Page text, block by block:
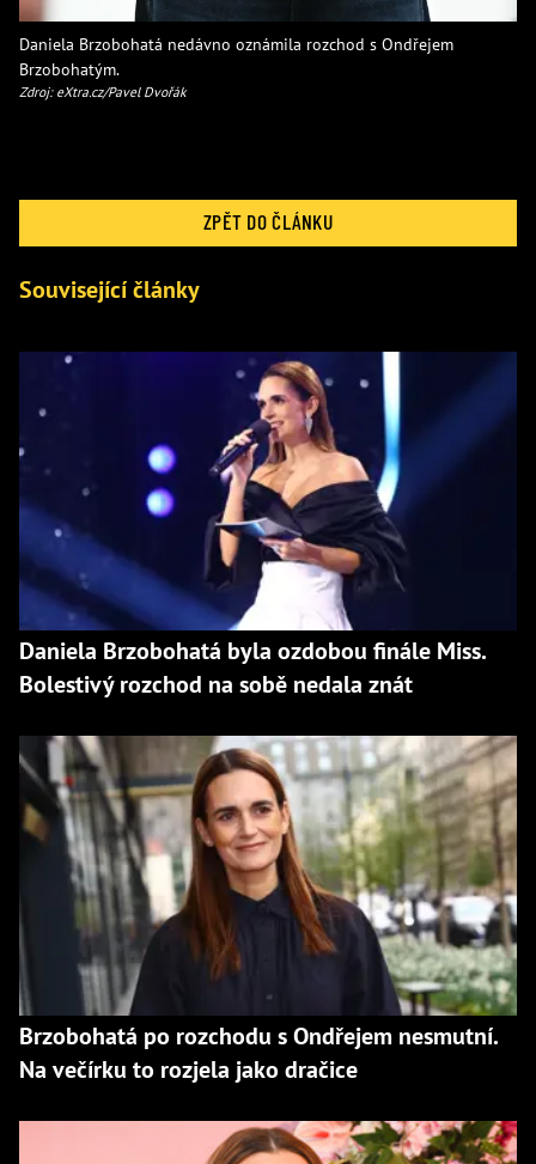
Daniela Brzobohatá nedávno oznámila rozchod s Ondřejem
Brzobohatým.
Zdroj: eXtra.cz/Pavel Dvořák
ZPĚT DO ČLÁNKU
Související články
Daniela Brzobohatá byla ozdobou finále Miss.
Bolestivý rozchod na sobě nedala znát
Brzobohatá po rozchodu s Ondřejem nesmutní.
Na večírku to rozjela jako dračice